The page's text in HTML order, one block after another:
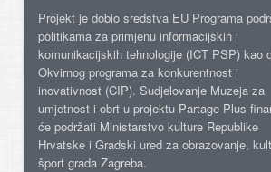
Projekt je dobio sredstva EU Programa
politikama za primjenu informacijskih i
komunikacijskih tehnologije (ICT PSP) kao
Okvirnog programa za konkurentnost i
inovativnost (CIP). Sudjelovanje Muzeja za
umjetnost i obrt u projektu Partage Plus
će podržati Ministarstvo kulture Republike
Hrvatske i Gradski ured za obrazovanje,
šport grada Zagreba.